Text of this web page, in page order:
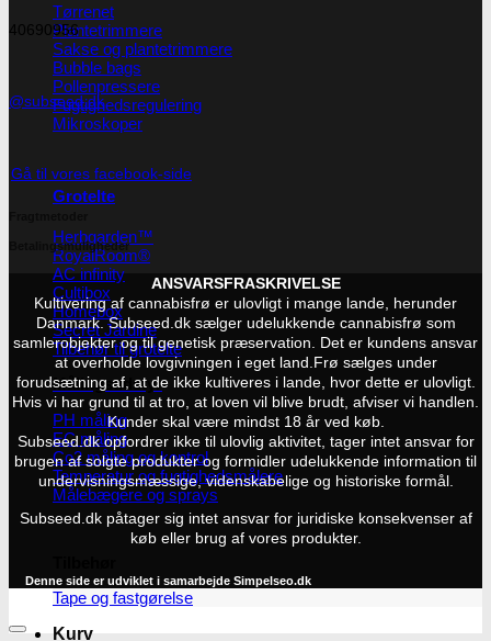
Tørrenet
Plantetrimmere
Sakse og plantetrimmere
Bubble bags
Pollenpressere
Fugtighedsregulering
Mikroskoper
Grotelte
Herbgarden™
RoyalRoom®
AC infinity
Cultibox
Homebox
Secret Jardine
Tilbehør til grotelte
Målingsudstyr
PH måling
EC måling
Co2 måling og kontrol
Temperatur og fugtighedsmålere
Målebægere og sprays
Tape og fastgørelse
Kurv
40690956
@subseed.dk
Gå til vores facebook-side
Betalingsmuligheder
ANSVARSFRASKRIVELSE
Kultivering af cannabisfrø er ulovligt i mange lande, herunder
Danmark. Subseed.dk sælger udelukkende cannabisfrø som
samlerobjekter og til genetisk præservation. Det er kundens ansvar
at overholde lovgivningen i eget land. Frø sælges under
forudsætning af, at de ikke kultiveres i lande, hvor dette er ulovligt.
Hvis vi har grund til at tro, at loven vil blive brudt, afviser vi handlen.
Kunder skal være mindst 18 år ved køb.
Subseed.dk opfordrer ikke til ulovlig aktivitet, tager intet ansvar for
brugen af solgte produkter og formidler udelukkende information til
undervisningsmæssige, videnskabelige og historiske formål.
Subseed.dk påtager sig intet ansvar for juridiske konsekvenser af
køb eller brug af vores produkter.
Denne side er udviklet i samarbejde Simpelseo.dk